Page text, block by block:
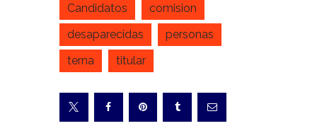
Candidatos
comision
desaparecidas
personas
terna
titular